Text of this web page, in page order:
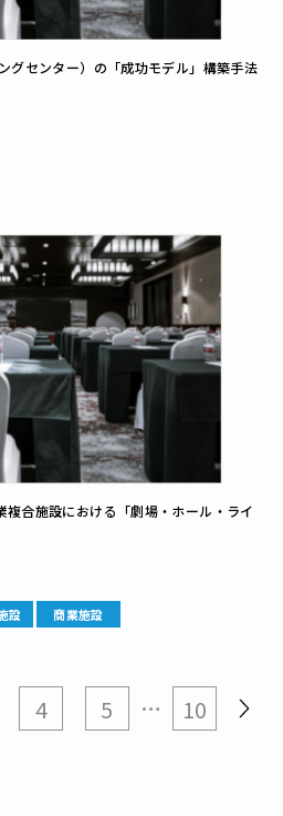
グセンター）の「成功モデル」構築手法
複合施設における「劇場・ホール・ライ
設 商業施設
4 5 … 10